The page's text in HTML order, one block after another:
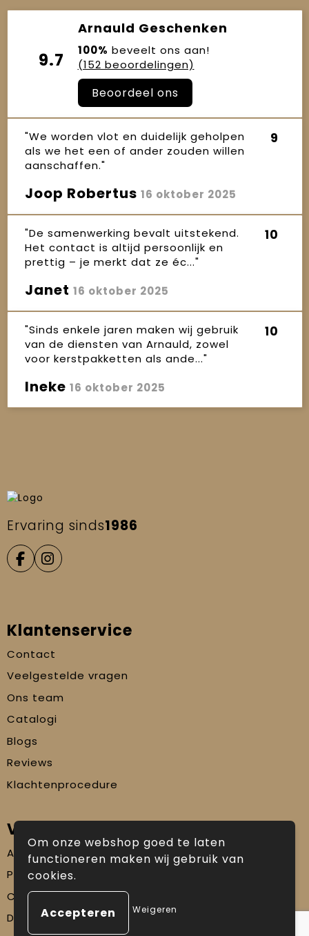
9.7
Arnauld Geschenken
100% beveelt ons aan!
(152 beoordelingen)
Beoordeel ons
"We worden vlot en duidelijk geholpen
als we het een of ander zouden willen
aanschaffen."
9
Joop Robertus 16 oktober 2025
"De samenwerking bevalt uitstekend.
Het contact is altijd persoonlijk en
prettig – je merkt dat ze éc..."
10
Janet 16 oktober 2025
"Sinds enkele jaren maken wij gebruik
van de diensten van Arnauld, zowel
voor kerstpakketten als ande..."
10
Ineke 16 oktober 2025
Ervaring sinds1986
Klantenservice
Contact
Veelgestelde vragen
Ons team
Catalogi
Blogs
Reviews
Klachtenprocedure
Veilig winkelen
Algemene voorwaarden
Privacyverklaring
Cookiebeleid
Disclaimer
Om onze webshop goed te laten
functioneren maken wij gebruik van
cookies.
Weigeren